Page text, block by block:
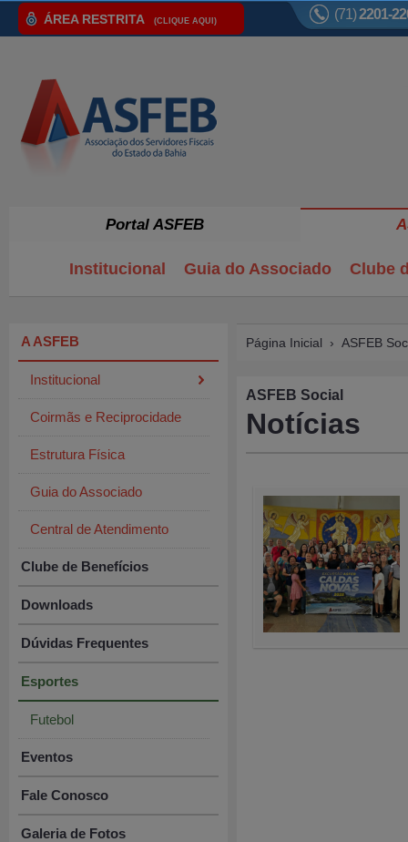
ÁREA RESTRITA (CLIQUE AQUI) (71)2201-
Portal ASFEB
Institucional Guia do Associado Clube
A ASFEB
Institucional
Coirmãs e Reciprocidade
Estrutura Física
Guia do Associado
Central de Atendimento
Clube de Benefícios
Downloads
Dúvidas Frequentes
Esportes
Futebol
Eventos
Fale Conosco
Galeria de Fotos
Página Inicial › ASFEB
ASFEB Social
Notícias